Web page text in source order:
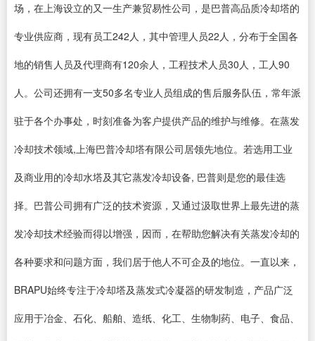
场，在上海设立的又一生产兼贸易性公司，是巴普高品质冷却塔的
专业供应商，现有员工242人，其中管理人员22人，分布于全国各
地的销售人员及代理商有120余人，工程技术人员30人，工人90
人。公司还拥有一支50多名专业人员组成的售后服务队伍，常年派
驻于各个办事处，时刻准备为客户提供产品的维护与维修。在蒸发
冷却技术领域,上海巴普冷却塔有限公司居领先地位。若选用工业
及商业用的冷却水塔及其它蒸发冷却设备, 巴普则是您的最佳选
择。巴普公司拥有广泛的技术资源，又通过汲取世界上最先进的蒸
发冷却技术经验而得以增强，因而，在帮助您解决有关蒸发冷却的
各种要求和问题方面，我们居于他人不可企及的地位。一直以来，
BRAPU始终专注于冷却塔及蒸发式冷凝器的研发制造，产品广泛
应用于冶金、石化、船舶、造纸、化工、生物制药、电子、食品、